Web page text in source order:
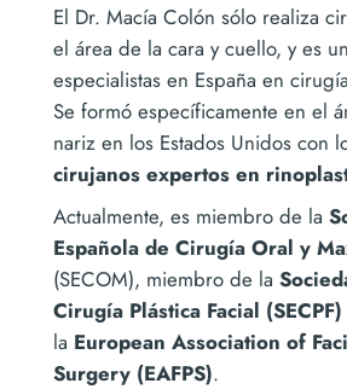
El Dr. Macía Colón sólo realiza
el área de la cara y cuello, y es
especialistas en España en
Se formó específicamente en el
nariz en los Estados Unidos con
cirujanos expertos en
Actualmente, es miembro de la
Española de Cirugía Oral y
(SECOM), miembro de la
Cirugía Plástica Facial (SECPF)
la European Association of
Surgery (EAFPS).